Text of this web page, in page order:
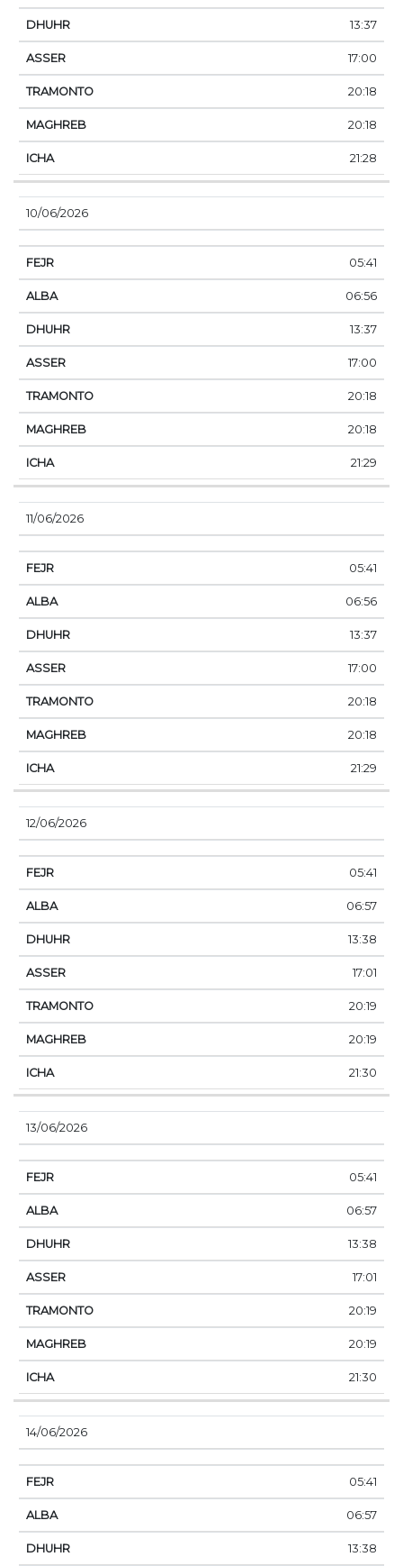
13:37
17:00
20:18
20:18
21:28
10/06/2026
05:41
06:56
13:37
17:00
20:18
20:18
21:29
11/06/2026
05:41
06:56
13:37
17:00
20:18
20:18
21:29
12/06/2026
05:41
06:57
13:38
17:01
20:19
20:19
21:30
13/06/2026
05:41
06:57
13:38
17:01
20:19
20:19
21:30
14/06/2026
05:41
06:57
13:38